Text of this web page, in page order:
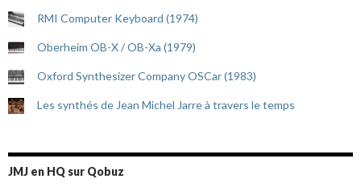
RMI Computer Keyboard (1974)
Oberheim OB-X / OB-Xa (1979)
Oxford Synthesizer Company OSCar (1983)
Les synthés de Jean Michel Jarre à travers le temps
JMJ en HQ sur Qobuz